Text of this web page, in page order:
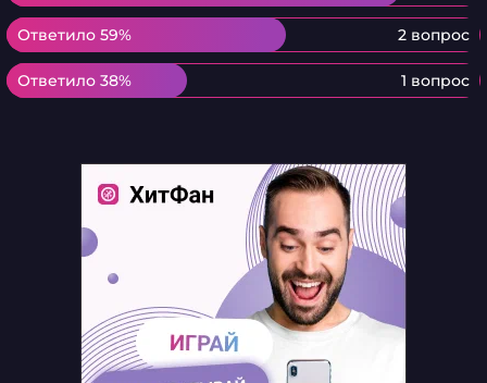
Ответило 59% 2 вопрос
Ответило 59%
Ответило 38% 1 вопрос
Ответило 38%